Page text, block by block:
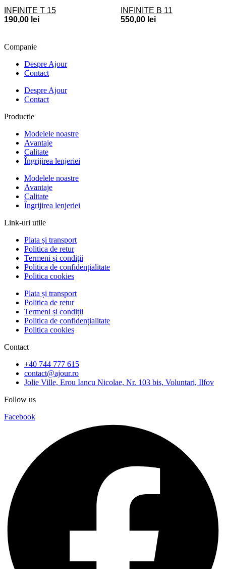
INFINITE T 15
190,00 lei
INFINITE B 11
550,00 lei
Companie
Despre Ajour
Contact
Despre Ajour
Contact
Producție
Modelele noastre
Avantaje
Calitate
Îngrijirea lenjeriei
Modelele noastre
Avantaje
Calitate
Îngrijirea lenjeriei
Link-uri utile
Plata și transport
Politica de retur
Termeni și condiții
Politica de confidențialitate
Politica cookies
Plata și transport
Politica de retur
Termeni și condiții
Politica de confidențialitate
Politica cookies
Contact
+40 744 777 615
contact@ajour.ro
Jolie Ville, Erou Iancu Nicolae, Nr. 103 bis, Voluntari, Ilfov
Follow us
Facebook